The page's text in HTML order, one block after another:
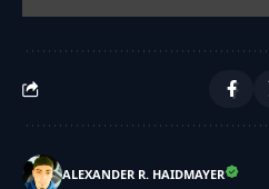
ALEXANDER R. HAIDMAYER